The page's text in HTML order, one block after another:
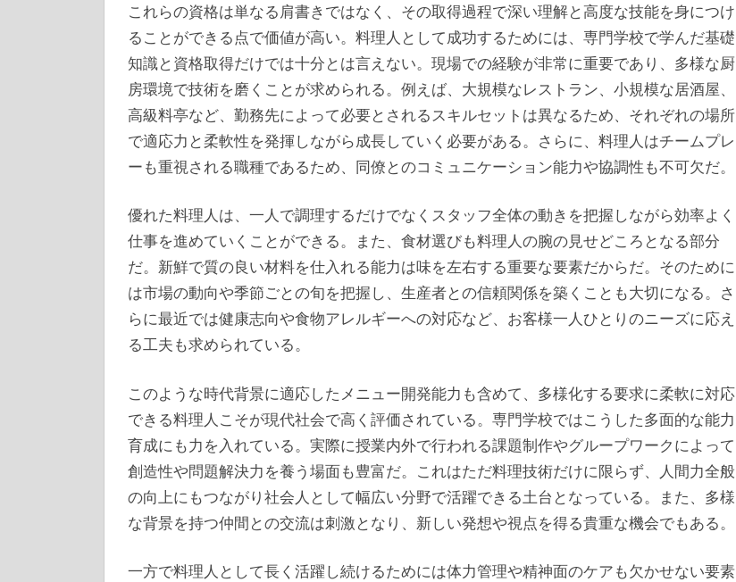
これらの資格は単なる肩書きではなく、その取得過程で深い理解と高度な技能を身につけ
ることができる点で価値が高い。料理人として成功するためには、専門学校で学んだ基礎
知識と資格取得だけでは十分とは言えない。現場での経験が非常に重要であり、多様な厨
房環境で技術を磨くことが求められる。例えば、大規模なレストラン、小規模な居酒屋、
高級料亭など、勤務先によって必要とされるスキルセットは異なるため、それぞれの場所
で適応力と柔軟性を発揮しながら成長していく必要がある。さらに、料理人はチームプレ
ーも重視される職種であるため、同僚とのコミュニケーション能力や協調性も不可欠だ。
優れた料理人は、一人で調理するだけでなくスタッフ全体の動きを把握しながら効率よく
仕事を進めていくことができる。また、食材選びも料理人の腕の見せどころとなる部分
だ。新鮮で質の良い材料を仕入れる能力は味を左右する重要な要素だからだ。そのために
は市場の動向や季節ごとの旬を把握し、生産者との信頼関係を築くことも大切になる。さ
らに最近では健康志向や食物アレルギーへの対応など、お客様一人ひとりのニーズに応え
る工夫も求められている。
このような時代背景に適応したメニュー開発能力も含めて、多様化する要求に柔軟に対応
できる料理人こそが現代社会で高く評価されている。専門学校ではこうした多面的な能力
育成にも力を入れている。実際に授業内外で行われる課題制作やグループワークによって
創造性や問題解決力を養う場面も豊富だ。これはただ料理技術だけに限らず、人間力全般
の向上にもつながり社会人として幅広い分野で活躍できる土台となっている。また、多様
な背景を持つ仲間との交流は刺激となり、新しい発想や視点を得る貴重な機会でもある。
一方で料理人として長く活躍し続けるためには体力管理や精神面のケアも欠かせない要素